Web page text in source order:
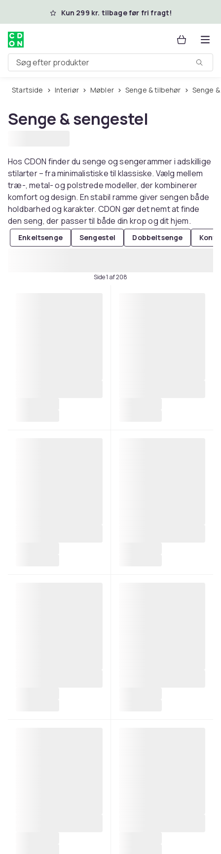
Spring til hovedindhold
Kun 299 kr. tilbage før fri fragt!
Søg efter produkter
Startside Interiør Møbler Senge & tilbehør Senge
Senge & sengestel
Hos CDON finder du senge og sengerammer i adskillige
stilarter – fra minimalistiske til klassiske. Vælg mellem
træ-, metal- og polstrede modeller, der kombinerer
komfort og design. En stabil ramme giver sengen både
holdbarhed og karakter. CDON gør det nemt at finde
den seng, der passer til både din krop og dit hjem.
Enkeltsenge Sengestel Dobbeltsenge
Side 1 af 208